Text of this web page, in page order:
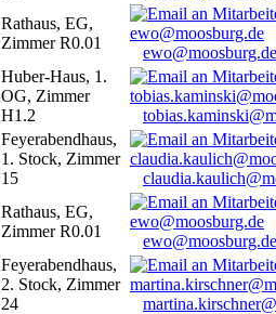
Rathaus, EG,
Zimmer R0.01
ewo@moosburg.de
Huber-Haus, 1.
OG, Zimmer
H1.2
Feyerabendhaus,
1. Stock, Zimmer
15
Rathaus, EG,
Zimmer R0.01
ewo@moosburg.de
Feyerabendhaus,
2. Stock, Zimmer
24